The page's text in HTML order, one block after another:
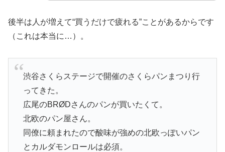
後半は人が増えて“買うだけで疲れる”ことがあるからです
（これは本当に…）。
渋谷さくらステージで開催のさくらパンまつり行
ってきた。
広尾のBRØDさんのパンが買いたくて。
北欧のパン屋さん。
同僚に頼まれたので酸味が強めの北欧っぽいパン
とカルダモンロールは必須。